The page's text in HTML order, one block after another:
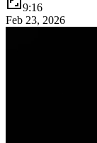
9:16
Feb 23, 2026